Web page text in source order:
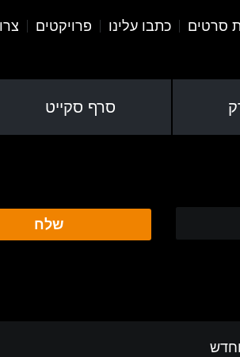
סרטים כתבו עלינו פרויקטים
סרף סקייט
שלח